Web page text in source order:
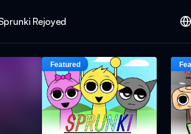
Rejoyed